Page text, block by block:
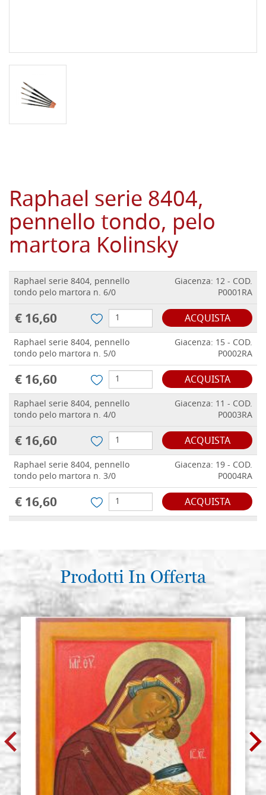
Raphael serie 8404,
pennello tondo, pelo
martora Kolinsky
Raphael serie 8404, pennello
tondo pelo martora n. 6/0
Giacenza: 12 - COD.
P0001RA
€ 16,60 ACQUISTA
Raphael serie 8404, pennello
tondo pelo martora n. 5/0
Giacenza: 15 - COD.
P0002RA
€ 16,60 ACQUISTA
Raphael serie 8404, pennello
tondo pelo martora n. 4/0
Giacenza: 11 - COD.
P0003RA
€ 16,60 ACQUISTA
Raphael serie 8404, pennello
tondo pelo martora n. 3/0
Giacenza: 19 - COD.
P0004RA
€ 16,60 ACQUISTA
€ 18,10
Raphael serie 8404, pennello
tondo pelo martora n. 0
Giacenza: 14 - COD.
€ 19,30 ACQUISTA
Raphael serie 8404, pennello
tondo pelo martora n. 1
Giacenza: 13 - COD.
P0007RA
€ 23,00 ACQUISTA
Raphael serie 8404, pennello
tondo pelo martora n. 2
Giacenza: 12 - COD.
P0008RA
€ 25,00 ACQUISTA
Raphael serie 8404, pennello
tondo pelo martora n. 3
Giacenza: 12 - COD.
Prodotti In Offerta